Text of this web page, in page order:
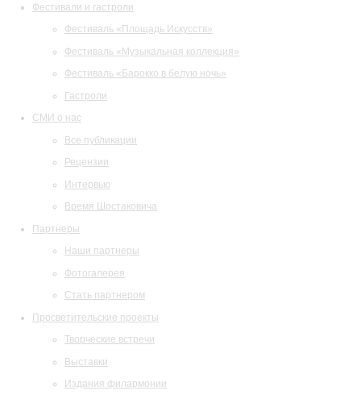
Фестивали и гастроли
Фестиваль «Площадь Искусств»
Фестиваль «Музыкальная коллекция»
Фестиваль «Барокко в белую ночь»
Гастроли
СМИ о нас
Все публикации
Рецензии
Интервью
Время Шостаковича
Партнеры
Наши партнеры
Фотогалерея
Стать партнером
Просветительские проекты
Творческие встречи
Выставки
Издания филармонии